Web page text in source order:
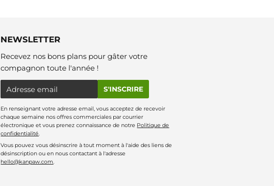
NEWSLETTER
Recevez nos bons plans pour gâter votre
compagnon toute l'année !
E-
mail
S'INSCRIRE
En renseignant votre adresse email, vous acceptez de recevoir
chaque semaine nos offres commerciales par courrier
électronique et vous prenez connaissance de notre Politique de
confidentialité.
Vous pouvez vous désinscrire à tout moment à l'aide des liens de
désinscription ou en nous contactant à l'adresse
hello@kanpaw.com.